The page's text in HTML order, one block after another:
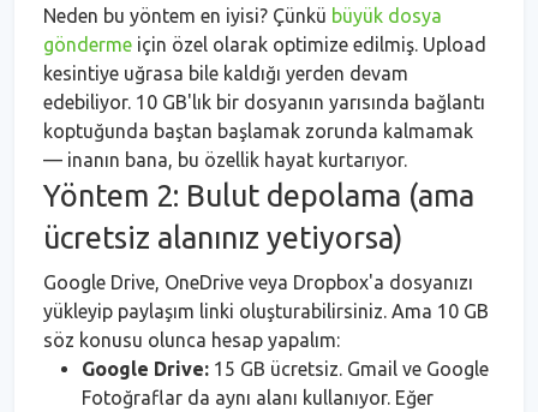
Neden bu yöntem en iyisi? Çünkü büyük dosya
gönderme için özel olarak optimize edilmiş. Upload
kesintiye uğrasa bile kaldığı yerden devam
edebiliyor. 10 GB'lık bir dosyanın yarısında bağlantı
koptuğunda baştan başlamak zorunda kalmamak
— inanın bana, bu özellik hayat kurtarıyor.
Yöntem 2: Bulut depolama (ama
ücretsiz alanınız yetiyorsa)
Google Drive, OneDrive veya Dropbox'a dosyanızı
yükleyip paylaşım linki oluşturabilirsiniz. Ama 10 GB
söz konusu olunca hesap yapalım:
Google Drive: 15 GB ücretsiz. Gmail ve Google
Fotoğraflar da aynı alanı kullanıyor. Eğer